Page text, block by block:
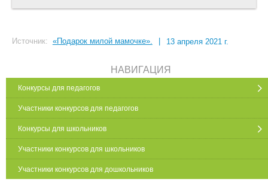
Источник: «Подарок милой мамочке». 13 апреля 2021 г.
НАВИГАЦИЯ
Конкурсы для педагогов
Участники конкурсов для педагогов
Конкурсы для школьников
Участники конкурсов для школьников
Участники конкурсов для дошкольников